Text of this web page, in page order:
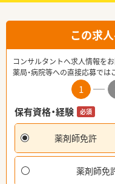
この求
コンサルタントへ求人情報を
薬局・病院等への直接応募では
1
保有資格・経験
必須
薬剤師免許
薬剤師免